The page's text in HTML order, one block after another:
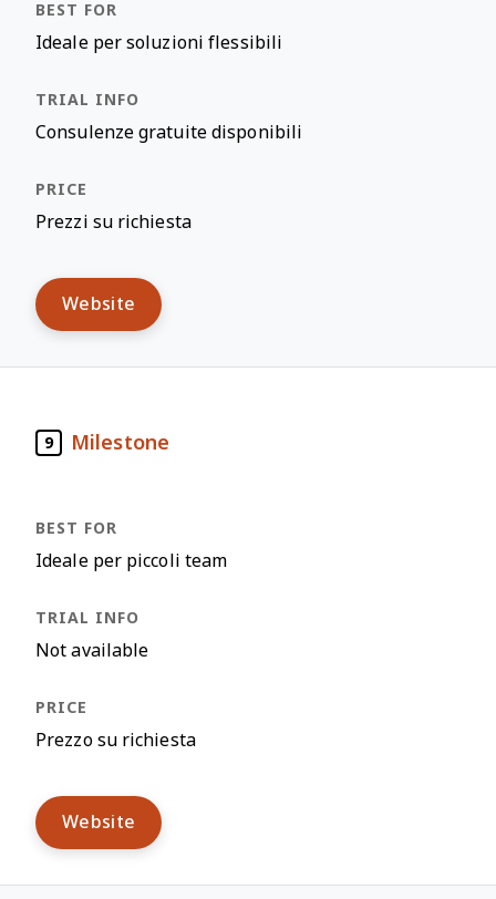
Ideale per soluzioni flessibili
Consulenze gratuite disponibili
Prezzi su richiesta
Website
9 Milestone
Ideale per piccoli team
Not available
Prezzo su richiesta
Website